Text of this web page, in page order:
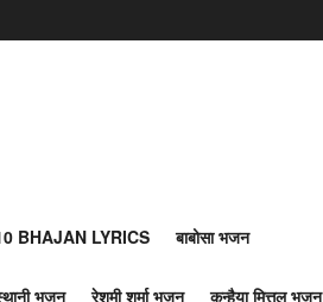
BHAJAN LYRICS बाबोसा भजन
भजन रेशमी शर्मा भजन कन्हैया मित्तल भजन